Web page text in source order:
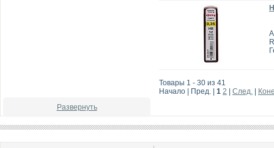
Развернуть
Товары 1 - 30 из 41
Начало | Пред. | 1 2 След.